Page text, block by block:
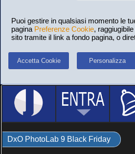
Puoi gestire in qualsiasi momento le
pagina Preferenze Cookie,
sito tramite il link a fondo pagina, o
Accetta Cookie Personalizza
DxO PhotoLab 9 Black Friday